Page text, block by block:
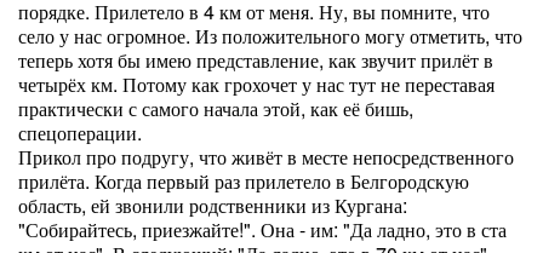
порядке. Прилетело в 4 км от меня. Ну, вы помните, что
село у нас огромное. Из положительного могу отметить, что
теперь хотя бы имею представление, как звучит прилёт в
четырёх км. Потому как грохочет у нас тут не переставая
практически с самого начала этой, как её бишь,
спецоперации.
Прикол про подругу, что живёт в месте непосредственного
прилёта. Когда первый раз прилетело в Белгородскую
область, ей звонили родственники из Кургана:
"Собирайтесь, приезжайте!". Она - им: "Да ладно, это в ста